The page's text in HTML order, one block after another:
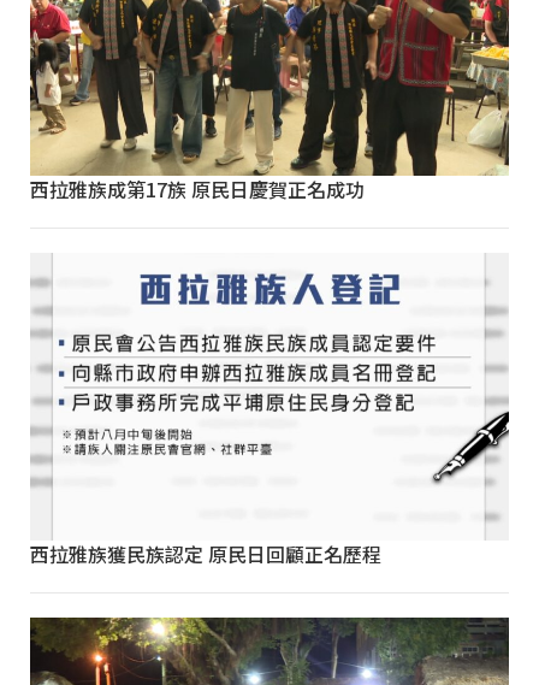
西拉雅族成第17族 原民日慶賀正名成功
西拉雅族獲民族認定 原民日回顧正名歷程